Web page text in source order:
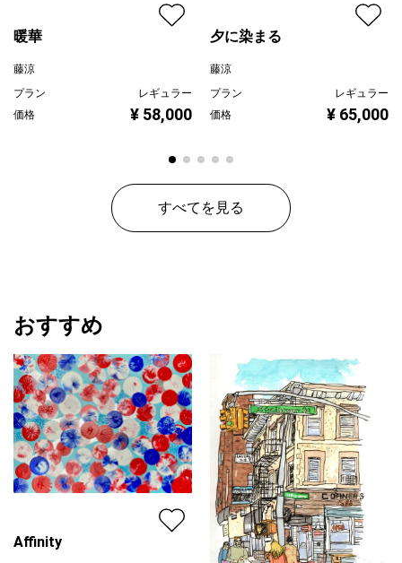
暖華
藤涼
プラン
レギュラー
価格
¥ 58,000
夕に染まる
藤涼
プラン
レギュラー
価格
¥ 65,000
すべてを見る
おすすめ
Affinity